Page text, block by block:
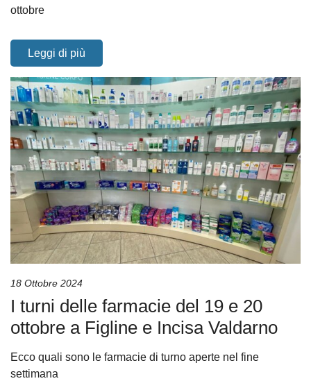
ottobre
Leggi di più
18 Ottobre 2024
I turni delle farmacie del 19 e 20
ottobre a Figline e Incisa Valdarno
Ecco quali sono le farmacie di turno aperte nel fine
settimana